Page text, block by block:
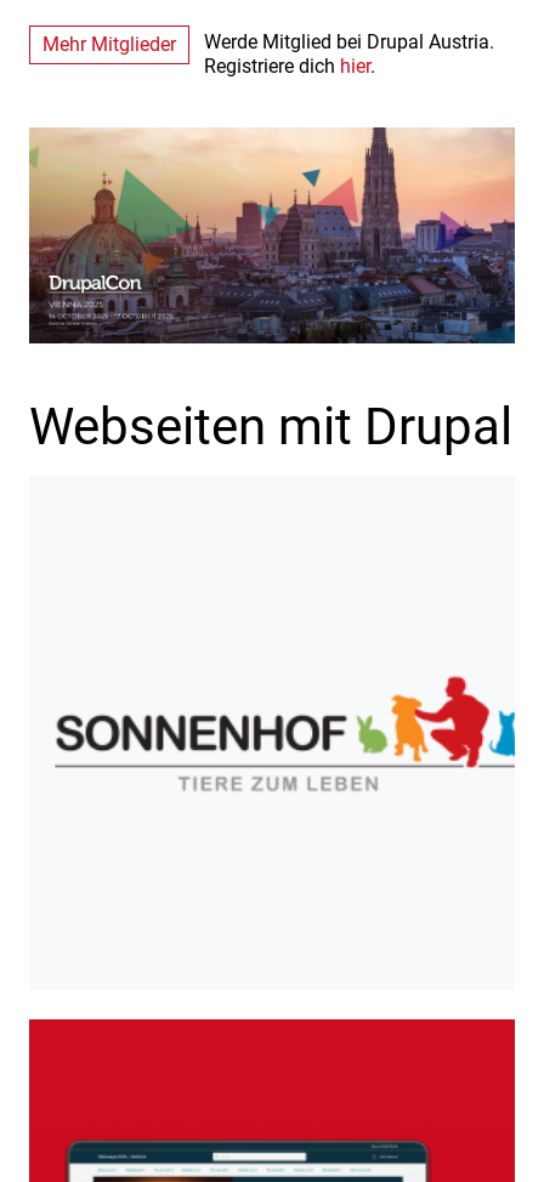
Mehr Mitglieder
Werde Mitglied bei Drupal Austria.
Registriere dich hier.
Webseiten mit Drupal